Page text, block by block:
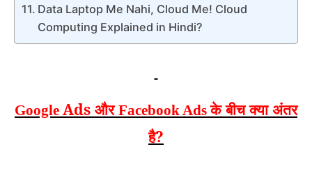
Data Laptop Me Nahi, Cloud Me! Cloud
Computing Explained in Hindi?
Google Ads औरFacebook Adsके बीच क्या अंतर
है?